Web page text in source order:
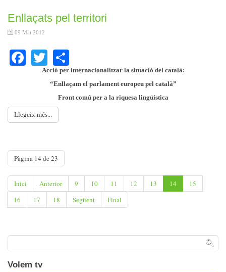
Enllaçats pel territori
09 Mai 2012
Facebook
Twitter
Acció per internacionalitzar la situació del català:
“Enllaçam el parlament europeu pel català”
Front comú per a la riquesa lingüística
Llegeix més...
Pàgina 14 de 23
Inici Anterior 9 10 11 12 13 14
15
16
17 18 Següent Final
Volem tv